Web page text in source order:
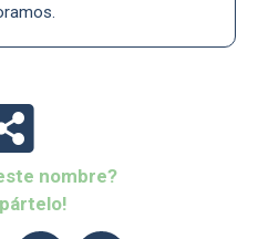
nombre?